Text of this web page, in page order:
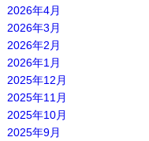
2026年4月
2026年3月
2026年2月
2026年1月
2025年12月
2025年11月
2025年10月
2025年9月